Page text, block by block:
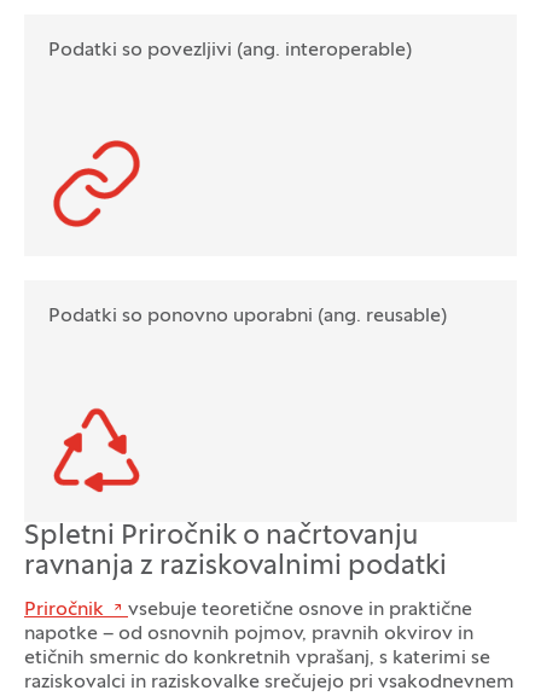
Podatki so povezljivi (ang. interoperable)
Podatki so ponovno uporabni (ang. reusable)
Spletni Priročnik o načrtovanju
ravnanja z raziskovalnimi podatki
Priročnik
vsebuje teoretične osnove in praktične
napotke – od osnovnih pojmov, pravnih okvirov in
etičnih smernic do konkretnih vprašanj, s katerimi se
raziskovalci in raziskovalke srečujejo pri vsakodnevnem